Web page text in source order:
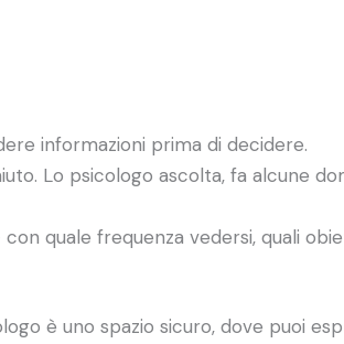
informazioni prima di decidere.
Lo psicologo ascolta, fa alcune
quale frequenza vedersi, quali
è uno spazio sicuro, dove puoi